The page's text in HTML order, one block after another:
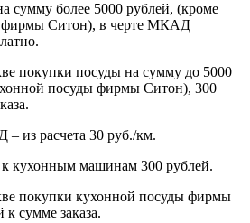
сумму более 5000 рублей, (кроме
фирмы Ситон), в черте МКАД
покупки посуды на сумму до 5000
посуды фирмы Ситон), 300
из расчета 30 руб./км.
к кухонным машинам 300 рублей.
покупки кухонной посуды фирмы
сумме заказа.